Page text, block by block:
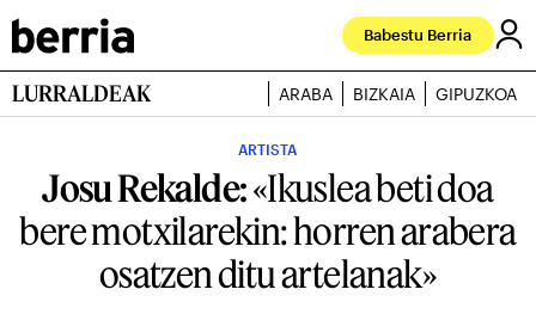
Babestu Berria
LURRALDEAK ARABA BIZKAIA GIPUZKOA
ARTISTA
Josu Rekalde:«Ikuslea beti doa
bere motxilarekin: horren arabera
osatzen ditu artelanak»